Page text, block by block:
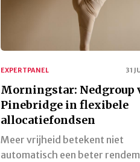
EXPERTPANEL 31
Morningstar: Nedgroup
Pinebridge in flexibele
allocatiefondsen
Meer vrijheid betekent niet
automatisch een beter